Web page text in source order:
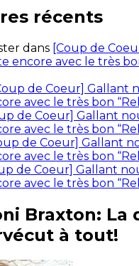
récents
dans [Coup de
encore avec le très
de Coeur] Gallant
avec le très bon
de Coeur] Gallant
avec le très bon
de Coeur] Gallant
avec le très bon
de Coeur] Gallant
avec le très bon
Braxton: La
à tout!